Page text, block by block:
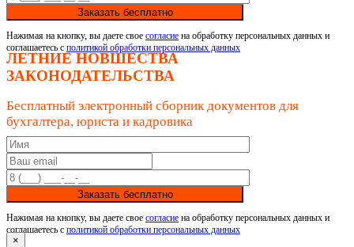
Заказать бесплатно
Нажимая на кнопку, вы даете свое согласие на обработку персональных данных и
соглашаетесь с политикой обработки персональных данных
ЛЕТНИЕ НОВШЕСТВА
ЗАКОНОДАТЕЛЬСТВА
Бесплатный электронный сборник документов для
бухгалтера, юриста и кадровика
Заказать бесплатно
Нажимая на кнопку, вы даете свое согласие на обработку персональных данных и
соглашаетесь с политикой обработки персональных данных
×